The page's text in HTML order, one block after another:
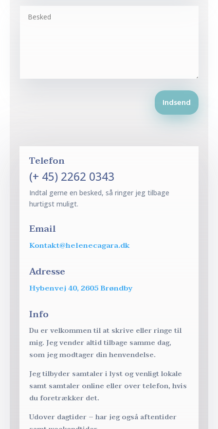
Indsend
Telefon
(+ 45) 2262 0343
Indtal gerne en besked, så ringer jeg tilbage
hurtigst muligt.
Email
Kontakt@helenecagara.dk
Adresse
Hybenvej 40, 2605 Brøndby
Info
Du er velkommen til at skrive eller ringe til
mig. Jeg vender altid tilbage samme dag,
som jeg modtager din henvendelse.
Jeg tilbyder samtaler i lyst og venligt lokale
samt samtaler online eller over telefon, hvis
du foretrækker det.
Udover dagtider – har jeg også aftentider